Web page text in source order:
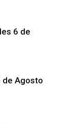
6 de
6 de Agosto